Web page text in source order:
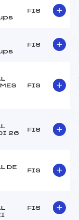
FIS
FIS
FIS
26
FIS
DE
FIS
FIS